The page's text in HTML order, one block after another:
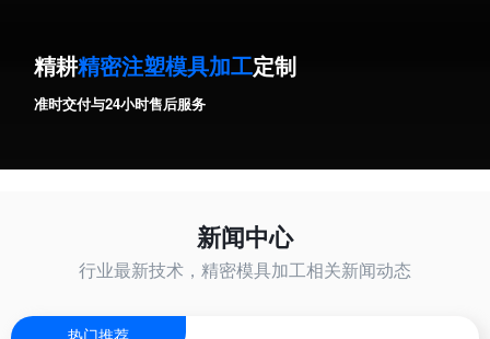
精耕精密注塑模具加工定制
准时交付与24小时售后服务
新闻中心
行业最新技术，精密模具加工相关新闻动态
热门推荐